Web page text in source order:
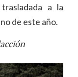
a la
de este año.